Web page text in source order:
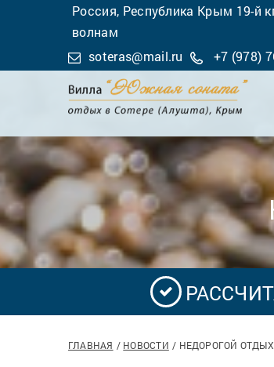
Россия, Республика Крым 19-й
волнам
soteras@mail.ru
+7 (978)
ГЛАВНАЯ НОВОСТИ НЕДОРОГОЙ